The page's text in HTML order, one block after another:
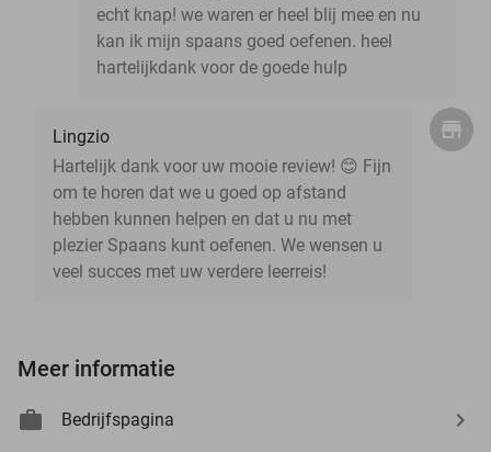
echt knap! we waren er heel blij mee en nu
kan ik mijn spaans goed oefenen. heel
hartelijkdank voor de goede hulp
Lingzio
Hartelijk dank voor uw mooie review! 😊 Fijn
om te horen dat we u goed op afstand
hebben kunnen helpen en dat u nu met
plezier Spaans kunt oefenen. We wensen u
veel succes met uw verdere leerreis!
Meer informatie
Bedrijfspagina